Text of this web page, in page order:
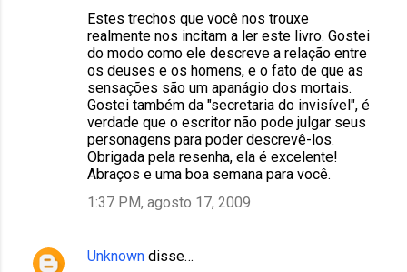
Estes trechos que você nos trouxe
realmente nos incitam a ler este livro. Gostei
do modo como ele descreve a relação entre
os deuses e os homens, e o fato de que as
sensações são um apanágio dos mortais.
Gostei também da "secretaria do invisível", é
verdade que o escritor não pode julgar seus
personagens para poder descrevê-los.
Obrigada pela resenha, ela é excelente!
Abraços e uma boa semana para você.
1:37 PM, agosto 17, 2009
Unknown disse…